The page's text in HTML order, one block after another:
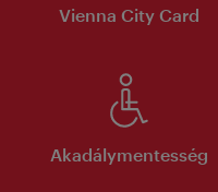
Vienna City Card
Akadálymentesség